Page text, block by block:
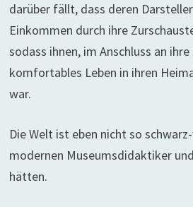
darüber fällt, dass deren
Einkommen durch ihre
sodass ihnen, im Anschluss an
komfortables Leben in ihren
war.
Die Welt ist eben nicht so
modernen Museumsdidaktiker
hätten.